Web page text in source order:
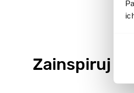
Zainspiruj się